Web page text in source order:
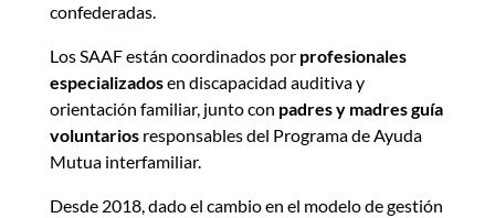
confederadas.
Los SAAF están coordinados por profesionales
especializadosen discapacidad auditiva y
orientación familiar, junto con padres y madres guía
voluntarios responsables del Programa de Ayuda
Mutua interfamiliar.
Desde 2018, dado el cambio en el modelo de gestión